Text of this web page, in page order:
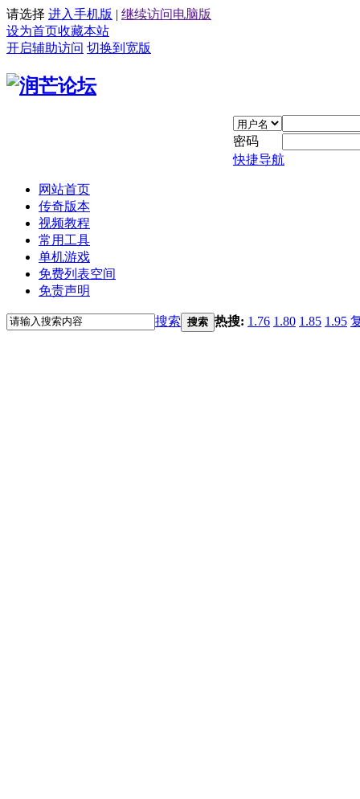
请选择 进入手机版 | 继续访问电脑版
设为首页收藏本站
开启辅助访问 切换到宽版
密码
快捷导航
网站首页
传奇版本
视频教程
常用工具
单机游戏
免费列表空间
免责声明
搜索 搜索 热搜: 1.76 1.80 1.85 1.95